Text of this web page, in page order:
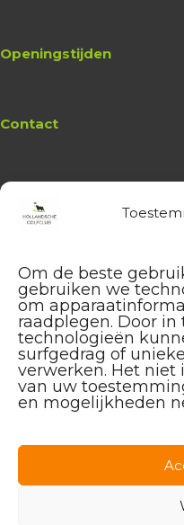
Om de beste
gebruiken we
om
raadplegen. Door
technologieën
surfgedrag of
verwerken. Het
van uw
en mogelijkheden
Openingstijden
Contact
WebsiteHollandsche Golfclub
administratie
Vragen aan deGolfschool
over Golfstart, Themalessen,
Vragen aanSales & Events